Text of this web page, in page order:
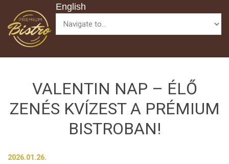
Skip to navigation
Ugrás a tartalomraEnglish
VALENTIN NAP – ÉLŐ
ZENÉS KVÍZEST A PRÉMIUM
BISTROBAN!
2026.01.26.